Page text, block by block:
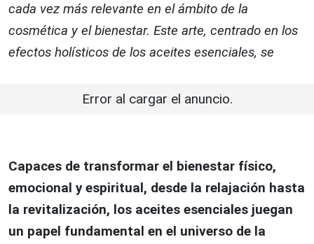
cada vez más relevante en el ámbito de la
cosmética y el bienestar. Este arte, centrado en los
efectos holísticos de los aceites esenciales, se
Error al cargar el anuncio.
Capaces de transformar el bienestar físico,
emocional y espiritual, desde la relajación hasta
la revitalización, los aceites esenciales juegan
un papel fundamental en el universo de la